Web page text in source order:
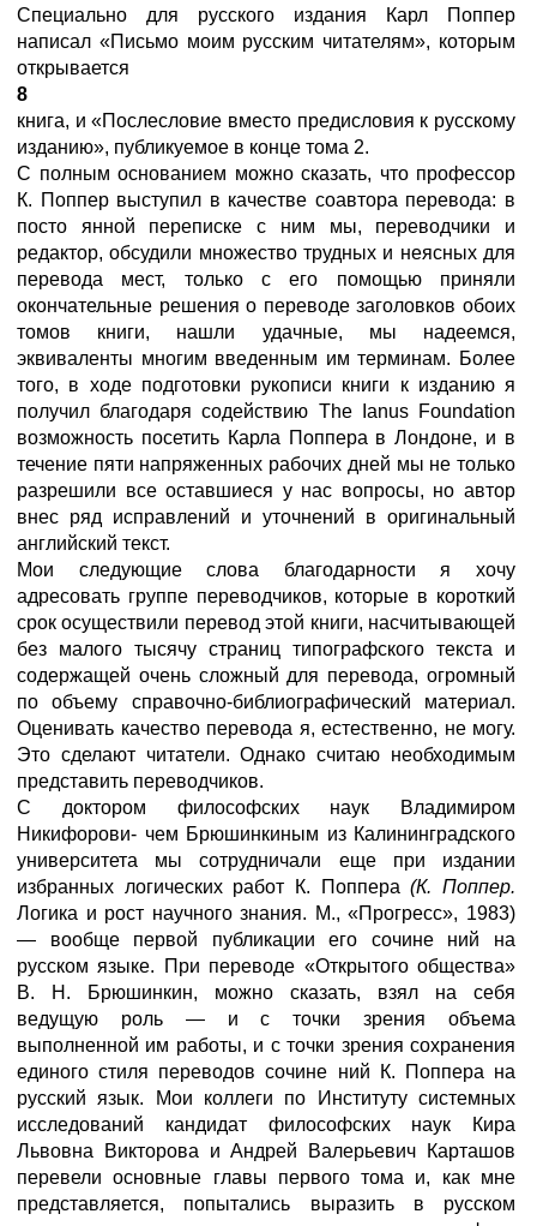
Специально для русского издания Карл Поппер
написал «Письмо моим русским читателям», которым
открывается
8
книга, и «Послесловие вместо предисловия к русскому
изданию», публикуемое в конце тома 2.
С полным основанием можно сказать, что профессор
К. Поппер выступил в качестве соавтора перевода: в
посто янной переписке с ним мы, переводчики и
редактор, обсудили множество трудных и неясных для
перевода мест, только с его помощью приняли
окончательные решения о переводе заголовков обоих
томов книги, нашли удачные, мы надеемся,
эквиваленты многим введенным им терминам. Более
того, в ходе подготовки рукописи книги к изданию я
получил благодаря содействию The Ianus Foundation
возможность посетить Карла Поппера в Лондоне, и в
течение пяти напряженных рабочих дней мы не только
разрешили все оставшиеся у нас вопросы, но автор
внес ряд исправлений и уточнений в оригинальный
английский текст.
Мои следующие слова благодарности я хочу
адресовать группе переводчиков, которые в короткий
срок осуществили перевод этой книги, насчитывающей
без малого тысячу страниц типографского текста и
содержащей очень сложный для перевода, огромный
по объему справочно-библиографический материал.
Оценивать качество перевода я, естественно, не могу.
Это сделают читатели. Однако считаю необходимым
представить переводчиков.
С доктором философских наук Владимиром
Никифорови- чем Брюшинкиным из Калининградского
университета мы сотрудничали еще при издании
избранных логических работ К. Поппера(К. Поппер.
Логика и рост научного знания. М., «Прогресс», 1983)
— вообще первой публикации его сочине ний на
русском языке. При переводе «Открытого общества»
В. Н. Брюшинкин, можно сказать, взял на себя
ведущую роль — и с точки зрения объема
выполненной им работы, и с точки зрения сохранения
единого стиля переводов сочине ний К. Поппера на
русский язык. Мои коллеги по Институту системных
исследований кандидат философских наук Кира
Львовна Викторова и Андрей Валерьевич Карташов
перевели основные главы первого тома и, как мне
представляется, попытались выразить в русском